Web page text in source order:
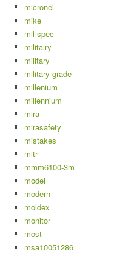
micronel
mike
mil-spec
militairy
military
military-grade
millenium
millennium
mira
mirasafety
mistakes
mitr
mmm6100-3m
model
modern
moldex
monitor
most
msa10051286